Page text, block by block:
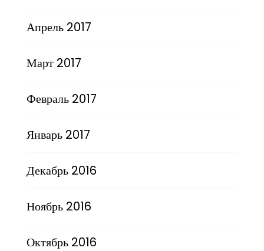
Апрель 2017
Март 2017
Февраль 2017
Январь 2017
Декабрь 2016
Ноябрь 2016
Октябрь 2016